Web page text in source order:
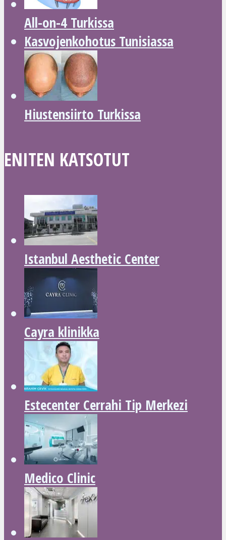
All-on-4 Turkissa
Kasvojenkohotus Tunisiassa
Hiustensiirto Turkissa
ENITEN KATSOTUT
Istanbul Aesthetic Center
Cayra klinikka
Estecenter Cerrahi Tip Merkezi
Medico Clinic